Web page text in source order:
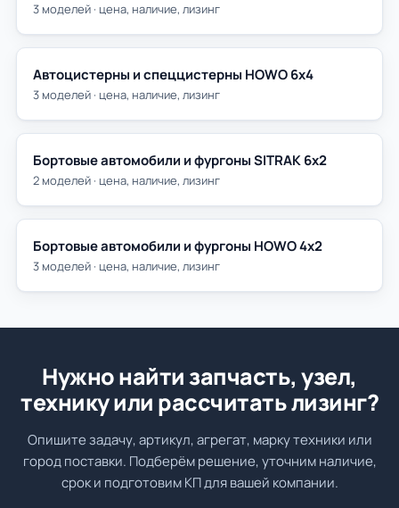
3 моделей · цена, наличие, лизинг
Автоцистерны и спеццистерны HOWO 6х4
3 моделей · цена, наличие, лизинг
Бортовые автомобили и фургоны SITRAK 6х2
2 моделей · цена, наличие, лизинг
Бортовые автомобили и фургоны HOWO 4х2
3 моделей · цена, наличие, лизинг
Нужно найти запчасть, узел,
технику или рассчитать лизинг?
Опишите задачу, артикул, агрегат, марку техники или
город поставки. Подберём решение, уточним наличие,
срок и подготовим КП для вашей компании.